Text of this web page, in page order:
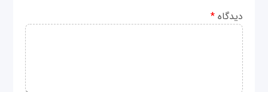
دیدگاه*